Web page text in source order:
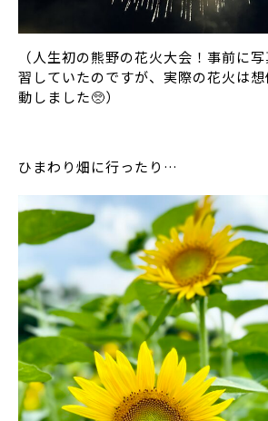
（人生初の熊野の花火大会！事前に
習していたのですが、実際の花火は
動しました🥺）
ひまわり畑に行ったり…